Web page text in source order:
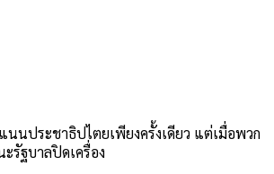
นประชาธิปไตยเพียงครั้งเดียว แต่เมื่อพวก
รัฐบาลปิดเครื่อง